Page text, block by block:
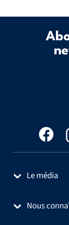
Le média
Nous